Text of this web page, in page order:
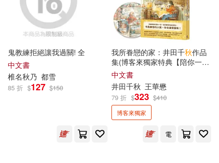
張國見（主編）(24)
醉琉璃(24)
（戰國）呂不韋(24)
人民文學出版社(82)
吉林文史出版社(78)
廣西師範大學出版社(72)
崧燁文化(70)
北京大學出版社(67)
電子書 (可複選)
適合手機平板閱讀(578)
適合平板閱讀(765)
鬼教練拒絕讓我過關! 全
中文書
椎名秋乃 都雪
85 折 $127 $150
我所眷戀的家：井田千秋作品
集(博客來獨家特典【陪你一起
待在家陶瓷杯墊】)
中文書
井田千秋 王華懋
79 折 $323 $410
博客來獨家
電